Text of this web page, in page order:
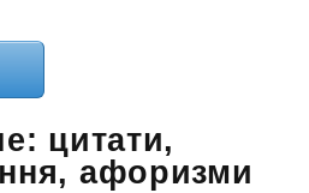
цитати,
афоризми